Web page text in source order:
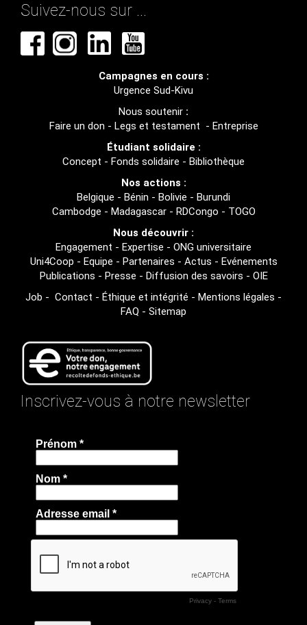
Suivez-nous sur ...
Campagnes en cours :
Urgence Sud-Kivu
Nous soutenir :
Faire un don - Legs et testament - Entreprise
Étudiant solidaire :
Concept - Fonds solidaire - Bibliothèque
Nos actions :
Belgique - Bénin - Bolivie - Burundi
Cambodge - Madagascar- RDCongo - TOGO
Nous découvrir :
Engagement - Expertise - ONG universitaire
Uni4Coop - Equipe - Partenaires - Actus - Evénements
Publications - Presse - Diffusion des savoirs - OIE
Job - Contact - Éthique et intégrité - Mentions légales -
FAQ - Sitemap
Inscrivez-vous à notre newsletter